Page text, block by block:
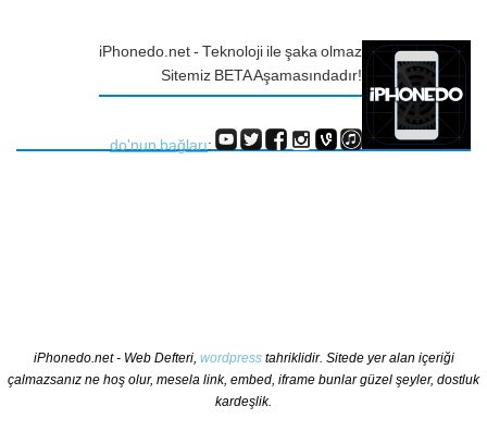
iPhonedo.net - Teknoloji ile şaka olmaz
Sitemiz BETA Aşamasındadır!
do'nun bağları:
iPhonedo.net - Web Defteri, wordpresstahriklidir. Sitede yer alan içeriği
çalmazsanız ne hoş olur, mesela link, embed, iframe bunlar güzel şeyler, dostluk
kardeşlik.